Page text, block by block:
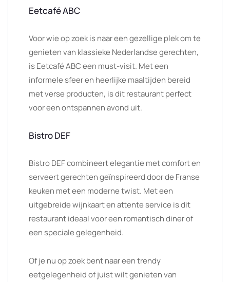
Eetcafé ABC
Voor wie op zoek is naar een gezellige plek om te
genieten van klassieke Nederlandse gerechten,
is Eetcafé ABC een must-visit. Met een
informele sfeer en heerlijke maaltijden bereid
met verse producten, is dit restaurant perfect
voor een ontspannen avond uit.
Bistro DEF
Bistro DEF combineert elegantie met comfort en
serveert gerechten geïnspireerd door de Franse
keuken met een moderne twist. Met een
uitgebreide wijnkaart en attente service is dit
restaurant ideaal voor een romantisch diner of
een speciale gelegenheid.
Of je nu op zoek bent naar een trendy
eetgelegenheid of juist wilt genieten van